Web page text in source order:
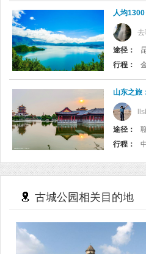
人均
去
途径：
行程：
山东之旅
途径：
行程：
古城公园相关目的地